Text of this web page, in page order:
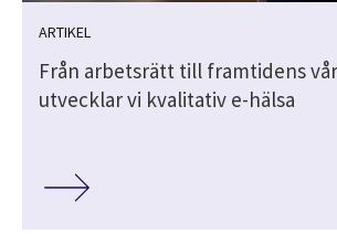
ARTIKEL
Från arbetsrätt till framtidens
utvecklar vi kvalitativ e-hälsa